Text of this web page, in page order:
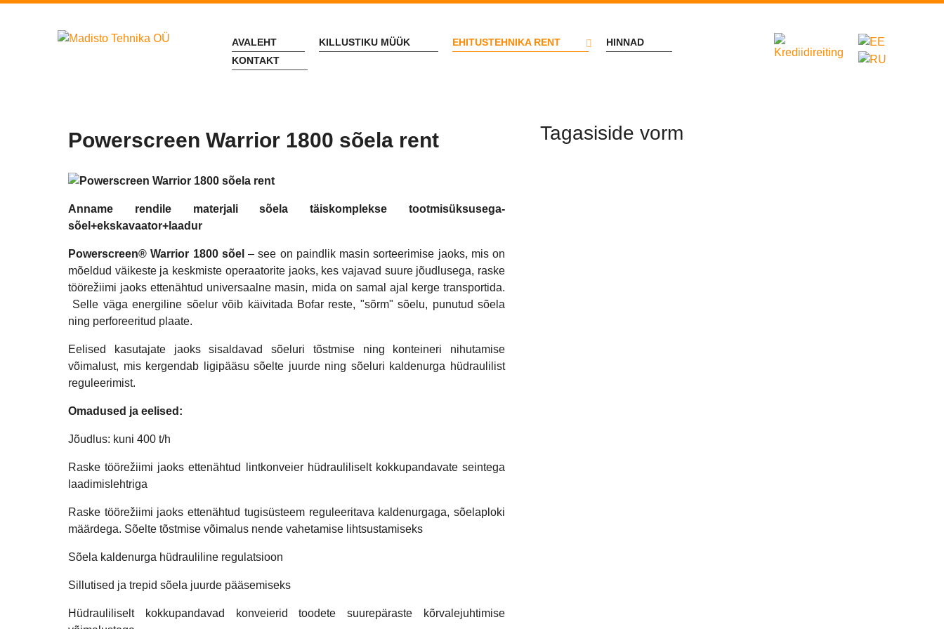
AVALEHT KILLUSTIKU MÜÜK EHITUSTEHNIKA RENT
HINNAD
KONTAKT
Powerscreen Warrior 1800 sõela rent
Anname rendile materjali sõela täiskomplekse tootmisüksusega-
sõel+ekskavaator+laadur
Powerscreen® Warrior 1800 sõel – see on paindlik masin sorteerimise jaoks, mis on
mõeldud väikeste ja keskmiste operaatorite jaoks, kes vajavad suure jõudlusega, raske
töörežiimi jaoks ettenähtud universaalne masin, mida on samal ajal kerge transportida.
Selle väga energiline sõelur võib käivitada Bofar reste, "sõrm" sõelu, punutud sõela
ning perforeeritud plaate.
Eelised kasutajate jaoks sisaldavad sõeluri tõstmise ning konteineri nihutamise
võimalust, mis kergendab ligipääsu sõelte juurde ning sõeluri kaldenurga hüdraulilist
reguleerimist.
Omadused ja eelised:
Jõudlus: kuni 400 t/h
Raske töörežiimi jaoks ettenähtud lintkonveier hüdrauliliselt kokkupandavate seintega
laadimislehtriga
Raske töörežiimi jaoks ettenähtud tugisüsteem reguleeritava kaldenurgaga, sõelaploki
määrdega. Sõelte tõstmise võimalus nende vahetamise lihtsustamiseks
Sõela kaldenurga hüdrauliline regulatsioon
Sillutised ja trepid sõela juurde pääsemiseks
Hüdrauliliselt kokkupandavad konveierid toodete suurepäraste kõrvalejuhtimise
Tagasiside vorm